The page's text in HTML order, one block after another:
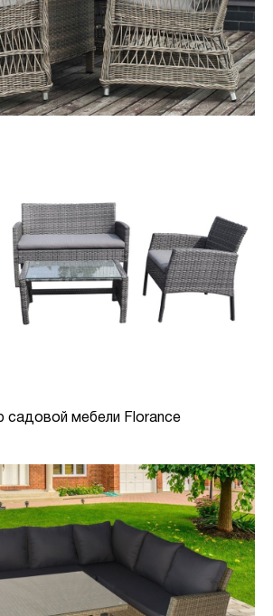
садовой мебели Florance